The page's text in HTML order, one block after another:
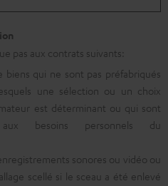
pas aux contrats suivants:
qui ne sont pas préfabriqués
une sélection ou un choix
est déterminant ou qui sont
besoins personnels du
sonores ou vidéo ou
scellé si le sceau a été enlevé